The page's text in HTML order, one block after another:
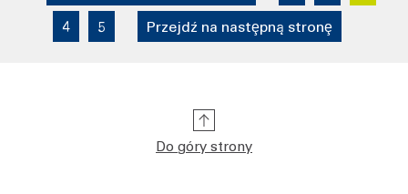
4
5
Do góry strony